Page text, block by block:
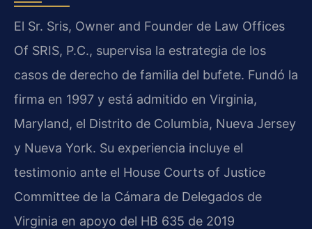
El Sr. Sris, Owner and Founder de Law Offices
Of SRIS, P.C., supervisa la estrategia de los
casos de derecho de familia del bufete. Fundó la
firma en 1997 y está admitido en Virginia,
Maryland, el Distrito de Columbia, Nueva Jersey
y Nueva York. Su experiencia incluye el
testimonio ante el House Courts of Justice
Committee de la Cámara de Delegados de
Virginia en apoyo del HB 635 de 2019